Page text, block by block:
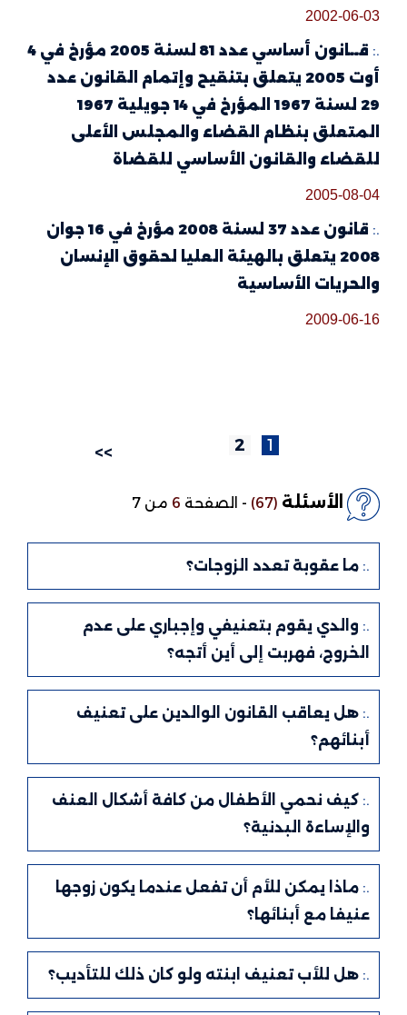
2002-06-03
قــانون أساسي عدد 81 لسنة 2005 مؤرخ في 4
أوت 2005 يتعلق بتنقيح وإتمام القانون عدد
29 لسنة 1967 المؤرخ في 14 جويلية 1967
المتعلق بنظام القضاء والمجلس الأعلى
للقضاء والقانون الأساسي للقضاة
2005-08-04
قانون عدد 37 لسنة 2008 مؤرخ في 16 جوان
2008 يتعلق بالهيئة العليا لحقوق الإنسان
والحريات الأساسية
2009-06-16
>>
الأسئلة (67)
-الصفحة6 من 7
ما عقوبة تعدد الزوجات؟
والدي يقوم بتعنيفي وإجباري على عدم
الخروج، فهربت إلى أين أتجه؟
هل يعاقب القانون الوالدين على تعنيف
أبنائهم؟
كيف نحمي الأطفال من كافة أشكال العنف
والإساءة البدنية؟
ماذا يمكن للأم أن تفعل عندما يكون زوجها
عنيفا مع أبنائها؟
هل للأب تعنيف ابنته ولو كان ذلك للتأديب؟